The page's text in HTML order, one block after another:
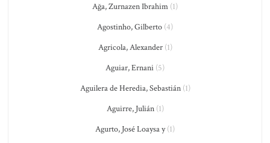
Ağa, Zurnazen Ibrahim (1)
Agostinho, Gilberto (4)
Agricola, Alexander(1)
Aguiar, Ernani (5)
Aguilera de Heredia, Sebastián(1)
Aguirre, Julián(1)
Agurto, José Loaysa y(1)